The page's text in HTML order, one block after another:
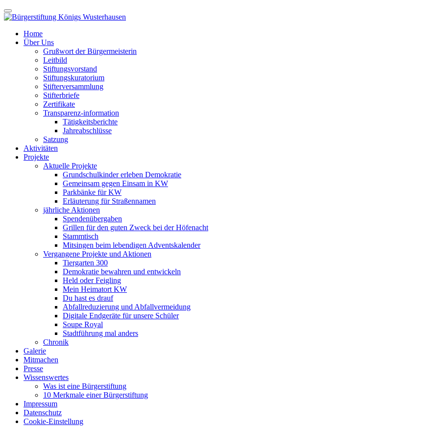
Home
Über Uns
Grußwort der Bürgermeisterin
Leitbild
Stiftungsvorstand
Stiftungskuratorium
Stifterversammlung
Stifterbriefe
Zertifikate
Transparenz-information
Tätigkeitsberichte
Jahreabschlüsse
Satzung
Aktivitäten
Projekte
Aktuelle Projekte
Grundschulkinder erleben Demokratie
Gemeinsam gegen Einsam in KW
Parkbänke für KW
Erläuterung für Straßennamen
jährliche Aktionen
Spendenübergaben
Grillen für den guten Zweck bei der Höfenacht
Stammtisch
Mitsingen beim lebendigen Adventskalender
Vergangene Projekte und Aktionen
Tiergarten 300
Demokratie bewahren und entwickeln
Held oder Feigling
Mein Heimatort KW
Du hast es drauf
Abfallreduzierung und Abfallvermeidung
Digitale Endgeräte für unsere Schüler
Soupe Royal
Stadtführung mal anders
Chronik
Galerie
Mitmachen
Presse
Wissenswertes
Was ist eine Bürgerstiftung
10 Merkmale einer Bürgerstiftung
Impressum
Datenschutz
Cookie-Einstellung